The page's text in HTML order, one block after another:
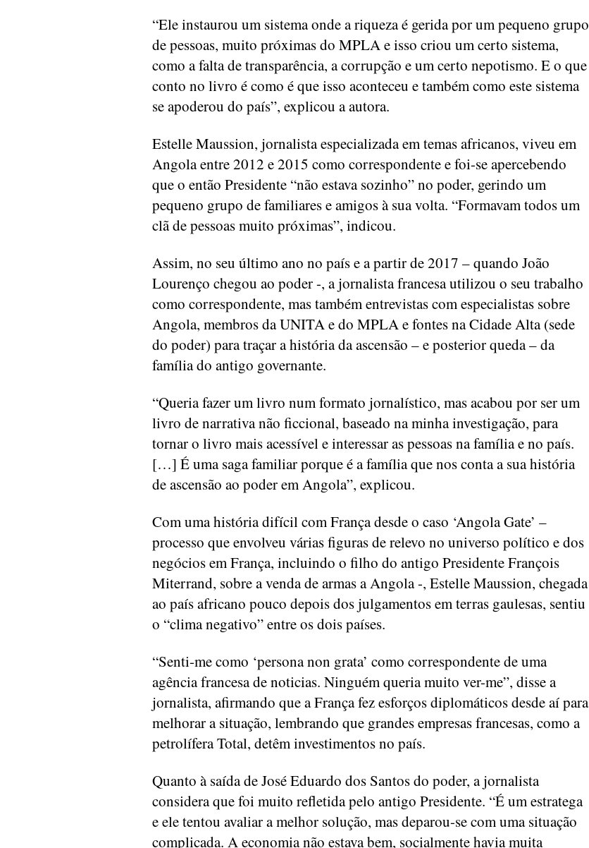
“Ele instaurou um sistema onde a riqueza é gerida por um pequeno grupo
de pessoas, muito próximas do MPLA e isso criou um certo sistema,
como a falta de transparência, a corrupção e um certo nepotismo. E o que
conto no livro é como é que isso aconteceu e também como este sistema
se apoderou do país”, explicou a autora.
Estelle Maussion, jornalista especializada em temas africanos, viveu em
Angola entre 2012 e 2015 como correspondente e foi-se apercebendo
que o então Presidente “não estava sozinho” no poder, gerindo um
pequeno grupo de familiares e amigos à sua volta. “Formavam todos um
clã de pessoas muito próximas”, indicou.
Assim, no seu último ano no país e a partir de 2017 – quando João
Lourenço chegou ao poder -, a jornalista francesa utilizou o seu trabalho
como correspondente, mas também entrevistas com especialistas sobre
Angola, membros da UNITA e do MPLA e fontes na Cidade Alta (sede
do poder) para traçar a história da ascensão – e posterior queda – da
família do antigo governante.
“Queria fazer um livro num formato jornalístico, mas acabou por ser um
livro de narrativa não ficcional, baseado na minha investigação, para
tornar o livro mais acessível e interessar as pessoas na família e no país.
[…] É uma saga familiar porque é a família que nos conta a sua história
de ascensão ao poder em Angola”, explicou.
Com uma história difícil com França desde o caso ‘Angola Gate’ –
processo que envolveu várias figuras de relevo no universo político e dos
negócios em França, incluindo o filho do antigo Presidente François
Miterrand, sobre a venda de armas a Angola -, Estelle Maussion, chegada
ao país africano pouco depois dos julgamentos em terras gaulesas, sentiu
o “clima negativo” entre os dois países.
“Senti-me como ‘persona non grata’ como correspondente de uma
agência francesa de noticias. Ninguém queria muito ver-me”, disse a
jornalista, afirmando que a França fez esforços diplomáticos desde aí para
melhorar a situação, lembrando que grandes empresas francesas, como a
petrolífera Total, detêm investimentos no país.
Quanto à saída de José Eduardo dos Santos do poder, a jornalista
considera que foi muito refletida pelo antigo Presidente. “É um estratega
e ele tentou avaliar a melhor solução, mas deparou-se com uma situação
complicada. A economia não estava bem, socialmente havia muita